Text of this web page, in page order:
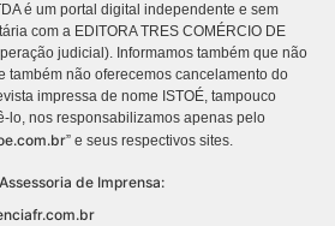
é um portal digital independente e sem
com a EDITORA TRES COMÉRCIO DE
judicial). Informamos também que não
também não oferecemos cancelamento do
impressa de nome ISTOÉ, tampouco
lo, nos responsabilizamos apenas pelo
” e seus respectivos sites.
Assessoria de Imprensa: